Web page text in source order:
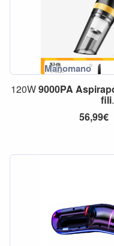
120W9000PA
fili
56,99€